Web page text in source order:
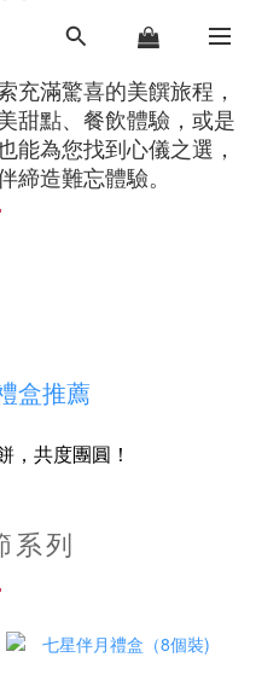
充滿驚喜的美饌旅程，
甜點、餐飲體驗，或是
能為您找到心儀之選，
締造難忘體驗。
盒推薦
，共度團圓！
系列